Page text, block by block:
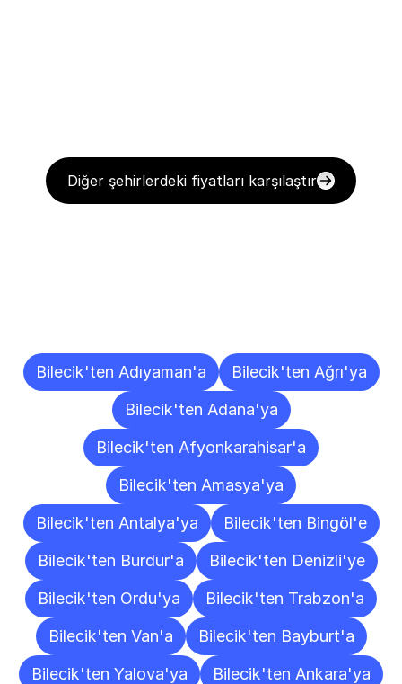
Diğer şehirlerdeki fiyatları karşılaştır
Bilecik'ten Adıyaman'a
Bilecik'ten Ağrı'ya
Bilecik'ten Adana'ya
Bilecik'ten Afyonkarahisar'a
Bilecik'ten Amasya'ya
Bilecik'ten Antalya'ya
Bilecik'ten Bingöl'e
Bilecik'ten Burdur'a
Bilecik'ten Denizli'ye
Bilecik'ten Ordu'ya
Bilecik'ten Trabzon'a
Bilecik'ten Van'a
Bilecik'ten Bayburt'a
Bilecik'ten Yalova'ya
Bilecik'ten Ankara'ya